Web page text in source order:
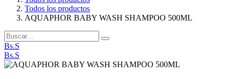
Todos los productos
AQUAPHOR BABY WASH SHAMPOO 500ML
Bs.S
Bs.S